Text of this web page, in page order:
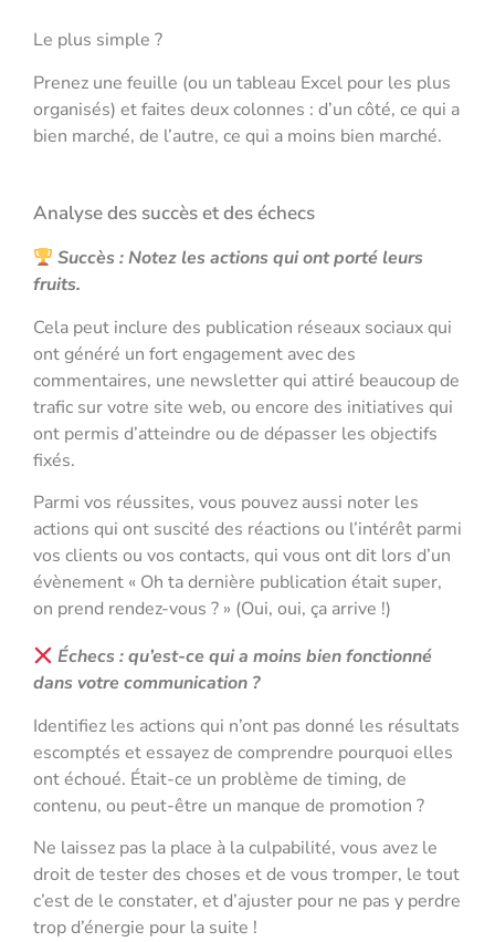
Le plus simple ?
Prenez une feuille (ou un tableau Excel pour les plus
organisés) et faites deux colonnes : d’un côté, ce qui a
bien marché, de l’autre, ce qui a moins bien marché.
Analyse des succès et des échecs
Succès : Notez les actions qui ont porté leurs
fruits.
Cela peut inclure des publication réseaux sociaux qui
ont généré un fort engagement avec des
commentaires, une newsletter qui attiré beaucoup de
trafic sur votre site web, ou encore des initiatives qui
ont permis d’atteindre ou de dépasser les objectifs
fixés.
Parmi vos réussites, vous pouvez aussi noter les
actions qui ont suscité des réactions ou l’intérêt parmi
vos clients ou vos contacts, qui vous ont dit lors d’un
évènement « Oh ta dernière publication était super,
on prend rendez-vous ? » (Oui, oui, ça arrive !)
Échecs : qu’est-ce qui a moins bien fonctionné
dans votre communication ?
Identifiez les actions qui n’ont pas donné les résultats
escomptés et essayez de comprendre pourquoi elles
ont échoué. Était-ce un problème de timing, de
contenu, ou peut-être un manque de promotion ?
Ne laissez pas la place à la culpabilité, vous avez le
droit de tester des choses et de vous tromper, le tout
c’est de le constater, et d’ajuster pour ne pas y perdre
trop d’énergie pour la suite !